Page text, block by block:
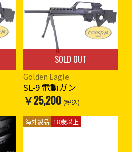
SOLD OUT
Golden Eagle
SL-9 電動ガン
￥25,200 (税込)
海外製品 18歳以上